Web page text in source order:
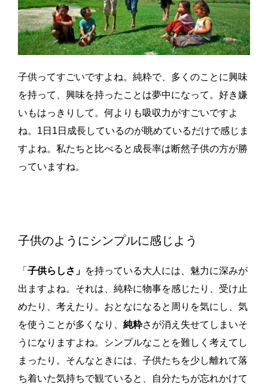
子供ってすごいですよね。純粋で、多くのことに興味
を持って、興味を持ったことは夢中になって。好き嫌
いもはっきりして。何よりも吸収力がすごいですよ
ね。1日1日成長しているのが眺めているだけで感じま
すよね。私たちと比べると成長率は断然子供の方が勝
っていますね。
子供のようにシンプルに感じよう
「 子供らしさ」 を持っている大人には、魅力に深みが
出ますよね。それは、純粋に物事を感じたり、受け止
めたり、考えたり。おとなになると周りを気にし、気
を使うことが多くなり、 純粋さが消え失せてしまいそ
うになりますよね。シンプルなことを難しく考えてし
まったり。そんなときには、子供たちを少し離れて落
ち着いた気持ちで観ていると、自分たちが忘れかけて